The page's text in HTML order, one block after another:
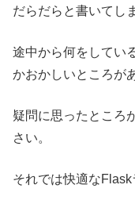
だらだらと書いてし
途中から何をしてい
かおかしいところが
疑問に思ったところ
さい。
それでは快適なFlask